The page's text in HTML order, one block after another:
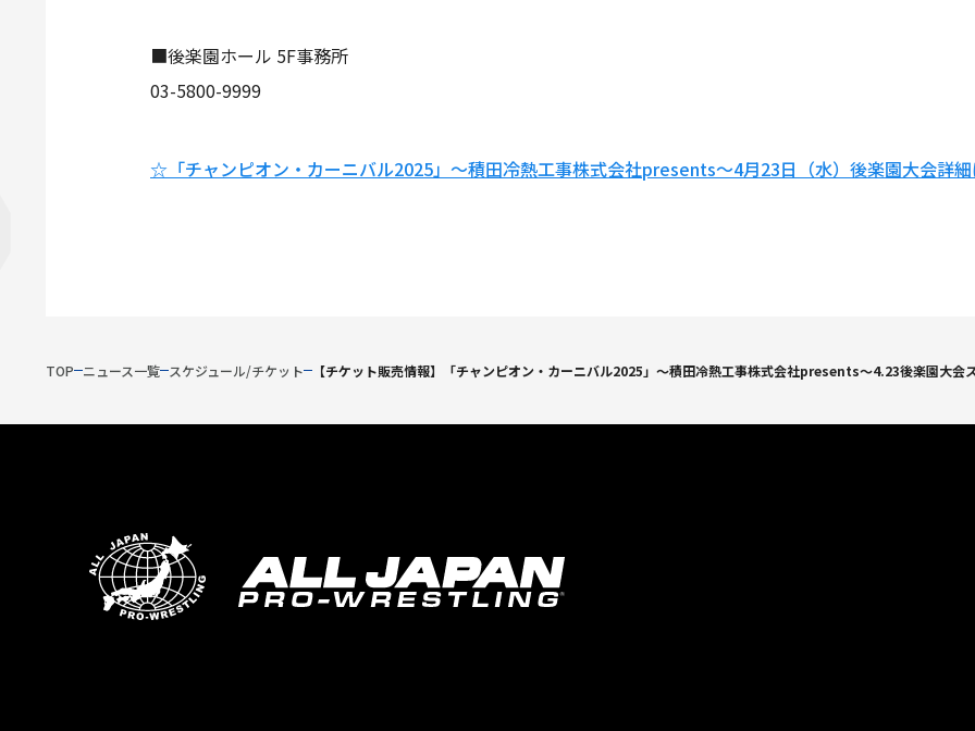
■後楽園ホール 5F事務所
03-5800-9999
☆「チャンピオン・カーニバル2025」～積田冷熱工事株式会社presents～4月23日（水）後楽園大会詳細
TOP ニュース一覧 スケジュール/チケット 【チケット販売情報】「チャンピオン・カーニバル2025」～積田冷熱工事株式会社presents～4.23後楽園大会